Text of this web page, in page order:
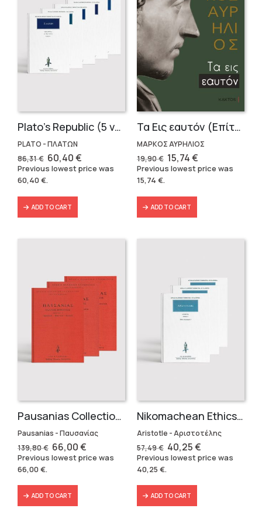
Plato’s Republic (5 volumes)
PLATO - ΠΛΑΤΩΝ
86,31€ Original
price
was:
86,31 €.
60,40€Current
price
is:
Previous lowest price was
60,40€.
ADD TO CART
Τα Εις εαυτόν (Επίτομο) – Μάρκος Αυρήλιος
ΜΑΡΚΟΣ ΑΥΡΗΛΙΟΣ
19,90€ Original
price
was:
15,74€Current
price
is:
Previous lowest price was
15,74 €.
ADD TO CART
Pausanias Collection – Hardbound (3 volumes)
Pausanias - Παυσανίας
139,80€ Original
price
was:
66,00€Current
price
is:
Previous lowest price was
66,00€.
ADD TO CART
Nikomachean Ethics (3 volumes)
Aristotle - Αριστοτέλης
57,49€ Original
price
was:
57,49 €.
40,25€Current
price
is:
Previous lowest price was
40,25 €.
ADD TO CART